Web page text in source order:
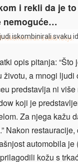
i rekli da je
nemoguće…
iskombinirali svaku
opis pitanja:
a mnogi
predstavlja ni
koji je
Za njega kažu
Nakon
automobila
kožu s